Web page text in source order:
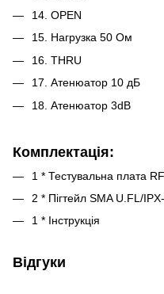
14. OPEN
15. Нагрузка 50 Ом
16. THRU
17. Атенюатор 10 дБ
18. Атенюатор 3dB
Комплектація:
1 * Тестувальна плата
2 * Пігтейл SMA U.FL/
1 * Інструкція
Відгуки